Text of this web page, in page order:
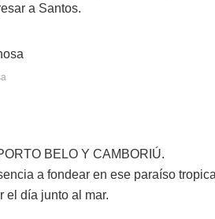
a Santos.
BELO Y CAMBORIÚ.
a fondear en ese paraíso
el día junto al mar.